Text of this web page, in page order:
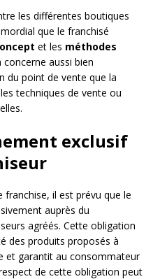
les différentes boutiques
que le franchisé
et les méthodes
aussi bien
du point de vente que la
techniques de vente ou
exclusif
il est prévu que le
auprès du
agréés. Cette obligation
des produits proposés à
et garantit au consommateur
de cette obligation peut